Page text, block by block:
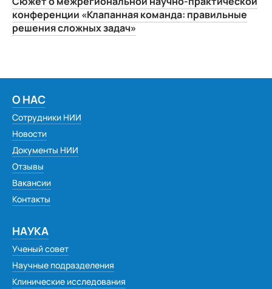
конференции «Клапанная команда: правильные
решения сложных задач»
О НАС
Сотрудники НИИ
Новости
Документы НИИ
Отзывы
Вакансии
Контакты
НАУКА
Ученый совет
Научные подразделения
Клинические исследования